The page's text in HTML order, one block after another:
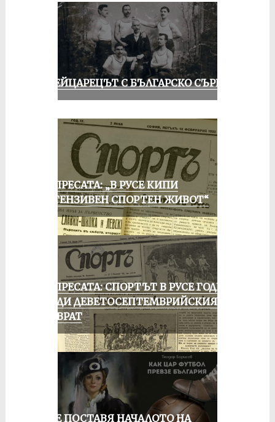
ШВЕЙЦАРЕЦЪТ С БЪЛГАРСКО СЪРЦЕ
ОТ ПРЕСАТА: „В РУСЕ КИПИ
ИНТЕНЗИВЕН СПОРТЕН ЖИВОТ“
ОТ ПРЕСАТА: СПОРТЪТ В РУСЕ ГОДИНА
ПРЕДИ ДЕВЕТОСЕПТЕМВРИЙСКИЯ
ПРЕВРАТ
РУСЕ ПОСТАВЯ НАЧАЛОТО НА